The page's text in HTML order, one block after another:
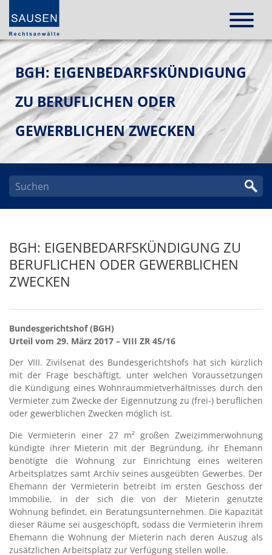
BGH: EIGENBEDARFSKÜNDIGUNG
ZU BERUFLICHEN ODER
GEWERBLICHEN ZWECKEN
BGH: EIGENBEDARFSKÜNDIGUNG ZU
BERUFLICHEN ODER GEWERBLICHEN
ZWECKEN
Bundesgerichtshof (BGH)
Urteil vom 29. März 2017 – VIII ZR 45/16
Der VIII. Zivilsenat des Bundesgerichtshofs hat sich kürzlich
mit der Frage beschäftigt, unter welchen Voraussetzungen
die Kündigung eines Wohnraummietverhältnisses durch den
Vermieter zum Zwecke der Eigennutzung zu (frei-) beruflichen
oder gewerblichen Zwecken möglich ist.
Die Vermieterin einer 27 m² großen Zweizimmerwohnung
kündigte ihrer Mieterin mit der Begründung, ihr Ehemann
benötigte die Wohnung zur Einrichtung eines weiteren
Arbeitsplatzes samt Archiv seines ausgeübten Gewerbes. Der
Ehemann der Vermieterin betreibt im ersten Geschoss der
Immobilie, in der sich die von der Mieterin genutzte
Wohnung befindet, ein Beratungsunternehmen. Die Kapazität
dieser Räume sei ausgeschöpft, sodass die Vermieterin ihrem
Ehemann die Wohnung der Mieterin nach deren Auszug als
zusätzlichen Arbeitsplatz zur Verfügung stellen wolle.